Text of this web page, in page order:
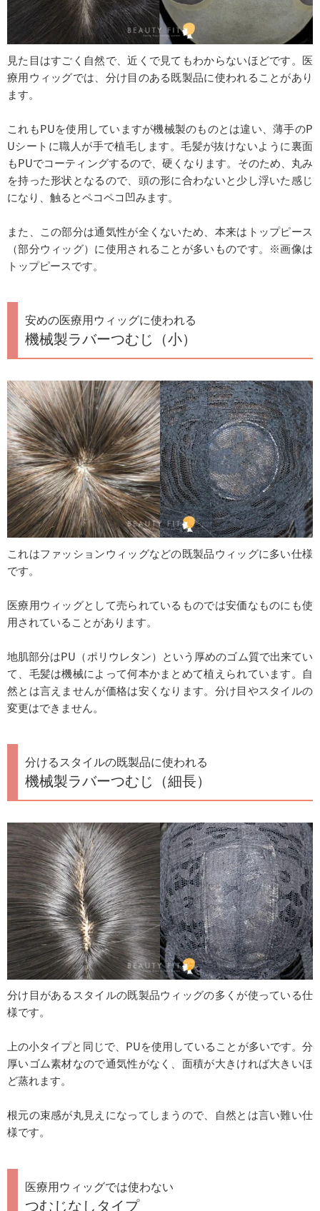
見た目はすごく自然で、近くで見てもわからないほどです。医
療用ウィッグでは、分け目のある既製品に使われることがあり
ます。
これもPUを使用していますが機械製のものとは違い、薄手のP
Uシートに職人が手で植毛します。毛髪が抜けないように裏面
もPUでコーティングするので、硬くなります。そのため、丸み
を持った形状となるので、頭の形に合わないと少し浮いた感じ
になり、触るとペコペコ凹みます。
また、この部分は通気性が全くないため、本来はトップピース
（部分ウィッグ）に使用されることが多いものです。※画像は
トップピースです。
安めの医療用ウィッグに使われる
機械製ラバーつむじ（小）
これはファッションウィッグなどの既製品ウィッグに多い仕様
です。
医療用ウィッグとして売られているものでは安価なものにも使
用されていることがあります。
地肌部分はPU（ポリウレタン）という厚めのゴム質で出来てい
て、毛髪は機械によって何本かまとめて植えられています。自
然とは言えませんが価格は安くなります。分け目やスタイルの
変更はできません。
分けるスタイルの既製品に使われる
機械製ラバーつむじ（細長）
分け目があるスタイルの既製品ウィッグの多くが使っている仕
様です。
上の小タイプと同じで、PUを使用していることが多いです。分
厚いゴム素材なので通気性がなく、面積が大きければ大きいほ
ど蒸れます。
根元の束感が丸見えになってしまうので、自然とは言い難い仕
様です。
医療用ウィッグでは使わない
つむじなしタイプ